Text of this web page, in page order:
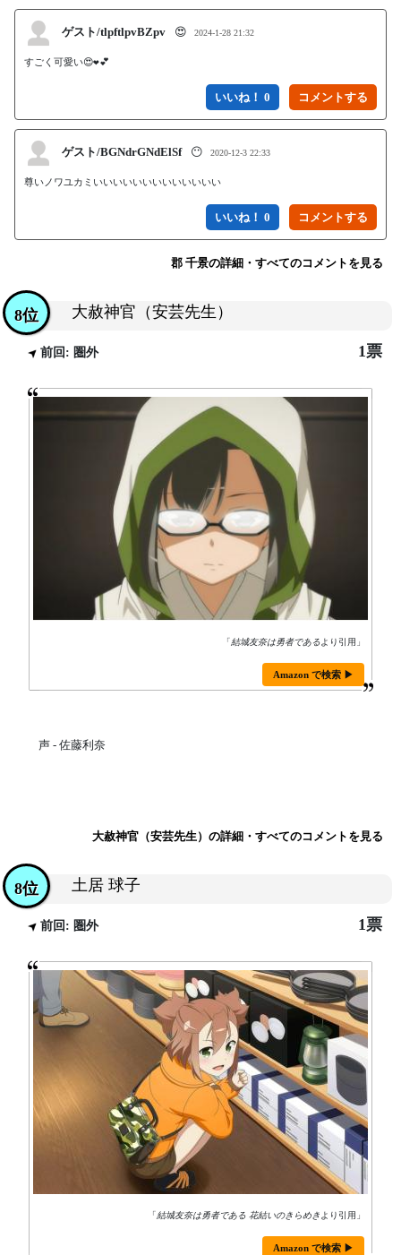
ゲスト/tlpftlpvBZpv 😍 2024-1-28 21:32
すごく可愛い😍❤️💕
いいね！ 0
ゲスト/BGNdrGNdElSf 😶 2020-12-3 22:33
尊いノワユカミいいいいいいいいいいいいい
いいね！ 0
郡 千景の詳細・すべてのコメントを見る
大赦神官（安芸先生）
8位
前回: 圏外 1票
「結城友奈は勇者であるより引用」
Amazon で検索 ▶
声 - 佐藤利奈
大赦神官（安芸先生）の詳細・すべてのコメントを見る
土居 球子
8位
前回: 圏外 1票
「結城友奈は勇者である 花結いのきらめき より引用」
Amazon で検索 ▶